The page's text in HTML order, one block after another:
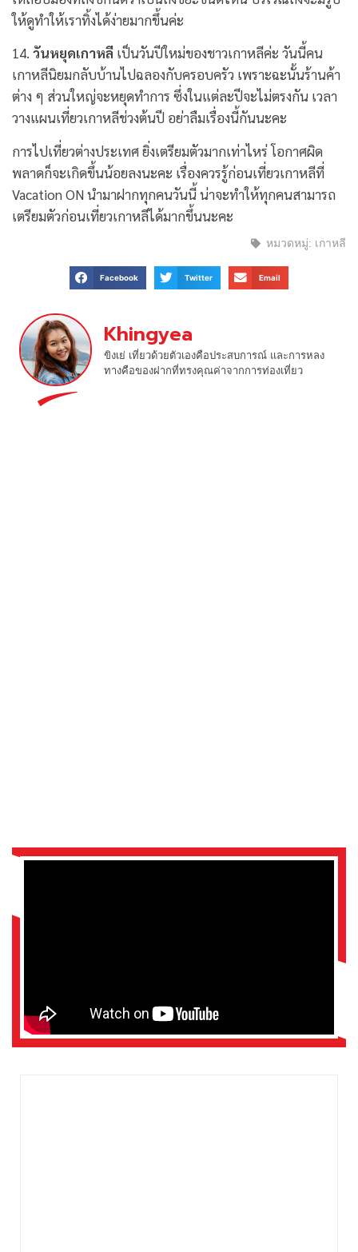
ให้ดูทำให้เราทิ้งได้ง่ายมากขึ้นค่ะ
14. วันหยุดเกาหลี เป็นวันปีใหม่ของชาวเกาหลีค่ะ วันนี้คน
เกาหลีนิยมกลับบ้านไปฉลองกับครอบครัว เพราะฉะนั้นร้านค้า
ต่าง ๆ ส่วนใหญ่จะหยุดทำการ ซึ่งในแต่ละปีจะไม่ตรงกัน เวลา
วางแผนเที่ยวเกาหลีช่วงต้นปี อย่าลืมเรื่องนี้กันนะคะ
การไปเที่ยวต่างประเทศ ยิ่งเตรียมตัวมากเท่าไหร่ โอกาศผิด
พลาดก็จะเกิดขึ้นน้อยลงนะคะ เรื่องควรรู้ก่อนเที่ยวเกาหลีที่
Vacation ON นำมาฝากทุกคนวันนี้ น่าจะทำให้ทุกคนสามารถ
เตรียมตัวก่อนเที่ยวเกาหลีได้มากขึ้นนะคะ
หมวดหมู่: เกาหลี
Facebook Twitter Email
Khingyea
ขิงเย่ เที่ยวด้วยตัวเองคือประสบการณ์ และการหลง
ทางคือของฝากที่ทรงคุณค่าจากการท่องเที่ยว